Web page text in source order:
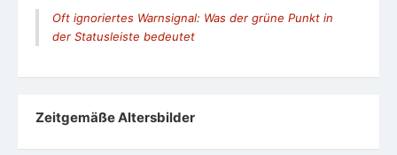
Oft ignoriertes Warnsignal: Was der grüne Punkt in
der Statusleiste bedeutet
Zeit­ge­mäße Alters­bil­der